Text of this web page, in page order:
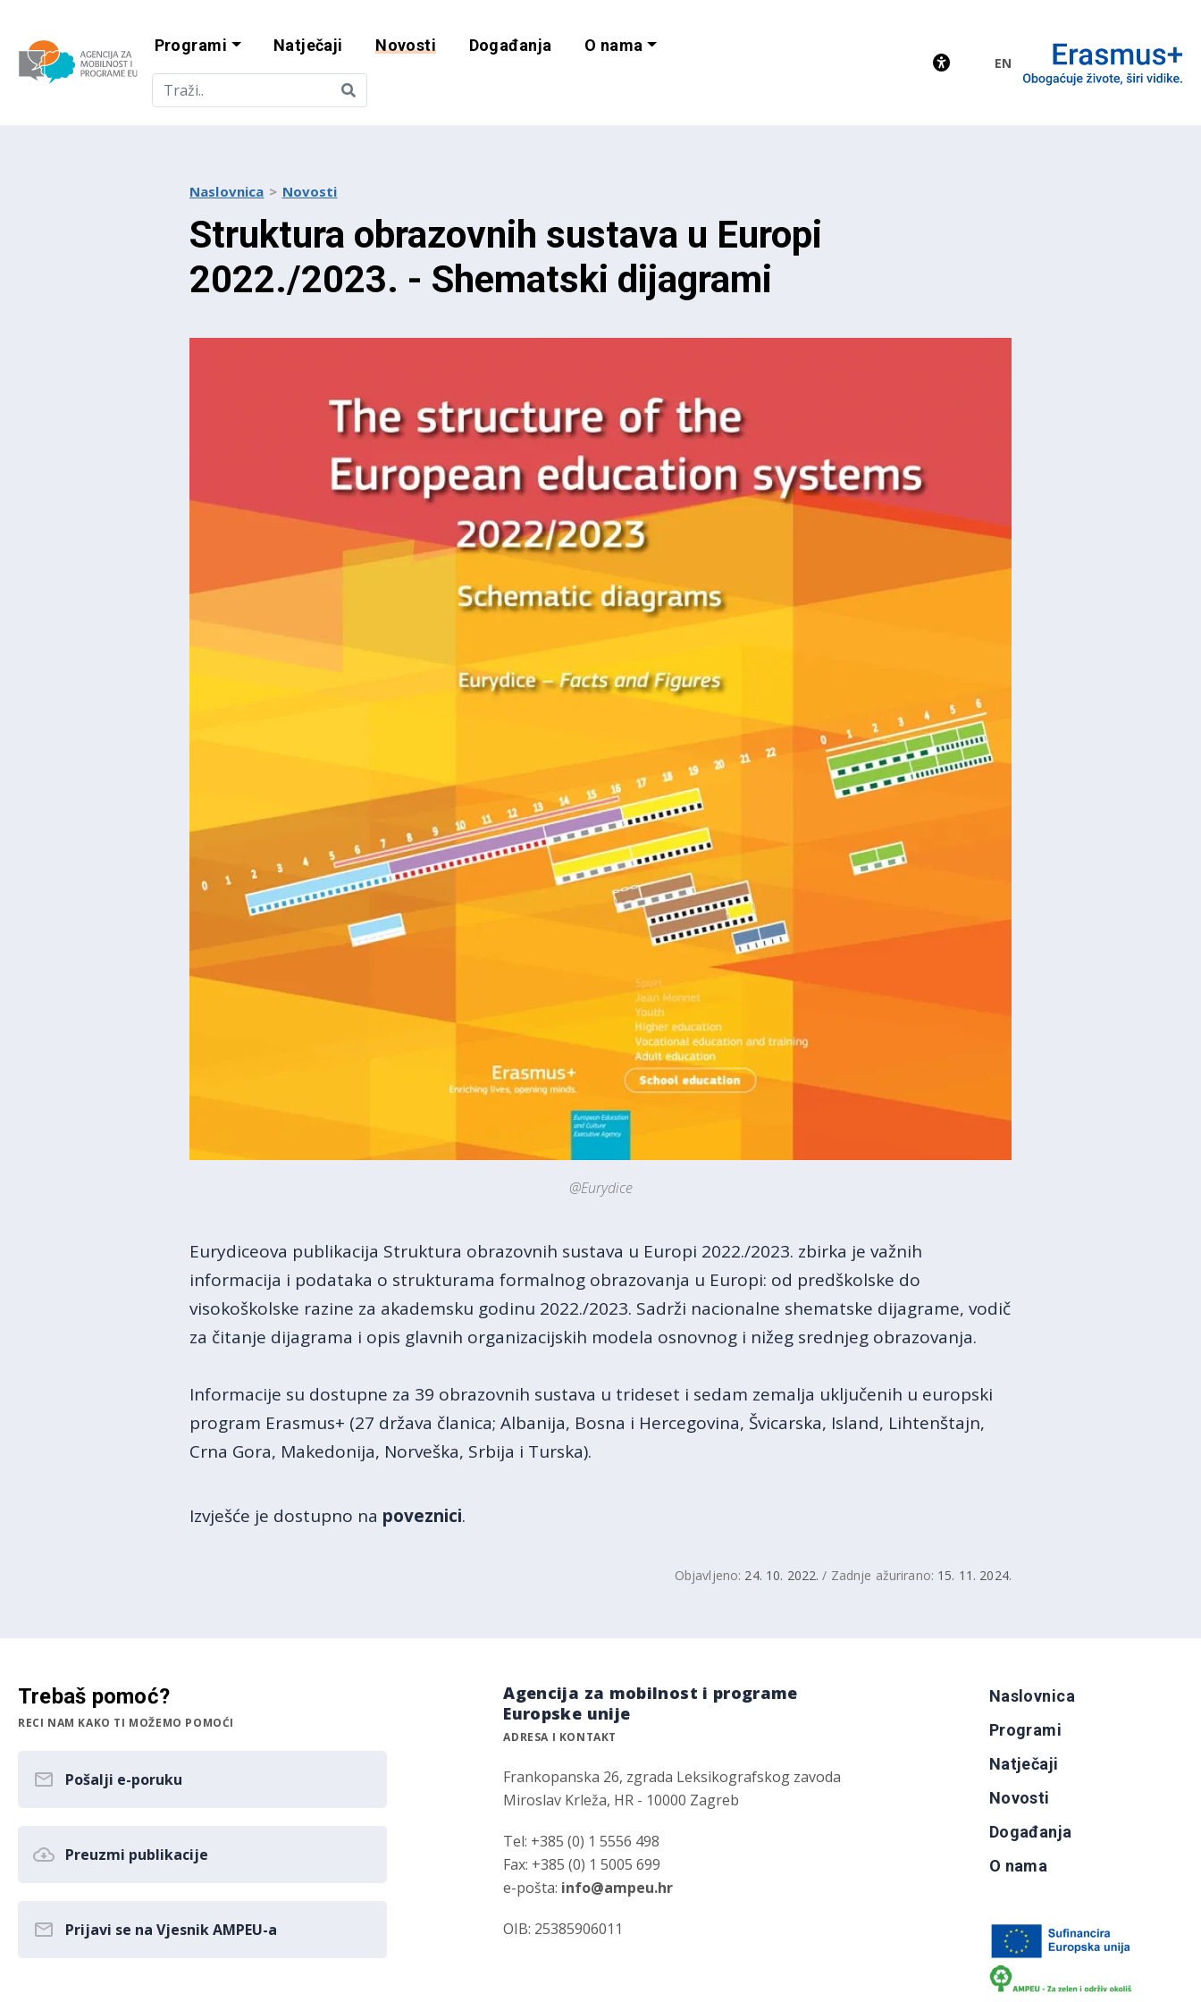
Agencija za mobilnost i programe EU
Programi Natječaji Novosti Događanja O nama
EN
Naslovnica Novosti
Struktura obrazovnih sustava u Europi
2022./2023. - Shematski dijagrami
@Eurydice
Eurydiceova publikacija Struktura obrazovnih sustava u Europi 2022./2023. zbirka je važnih
informacija i podataka o strukturama formalnog obrazovanja u Europi: od predškolske do
visokoškolske razine za akademsku godinu 2022./2023. Sadrži nacionalne shematske dijagrame, vodič
za čitanje dijagrama i opis glavnih organizacijskih modela osnovnog i nižeg srednjeg obrazovanja.
Informacije su dostupne za 39 obrazovnih sustava u trideset i sedam zemalja uključenih u europski
program Erasmus+ (27 država članica; Albanija, Bosna i Hercegovina, Švicarska, Island, Lihtenštajn,
Crna Gora, Makedonija, Norveška, Srbija i Turska).
Izvješće je dostupno na poveznici.
Objavljeno: 24. 10. 2022. / Zadnje ažurirano: 15. 11. 2024.
Trebaš pomoć?
RECI NAM KAKO TI MOŽEMO POMOĆI
Pošalji e-poruku
Preuzmi publikacije
Prijavi se na Vjesnik AMPEU-a
Agencija za mobilnost i programe
Europske unije
ADRESA I KONTAKT
Frankopanska 26, zgrada Leksikografskog zavoda
Miroslav Krleža, HR - 10000 Zagreb
Tel: +385 (0) 1 5556 498
Fax: +385 (0) 1 5005 699
e-pošta: info@ampeu.hr
OIB: 25385906011
Naslovnica
Programi
Natječaji
Novosti
Događanja
O nama